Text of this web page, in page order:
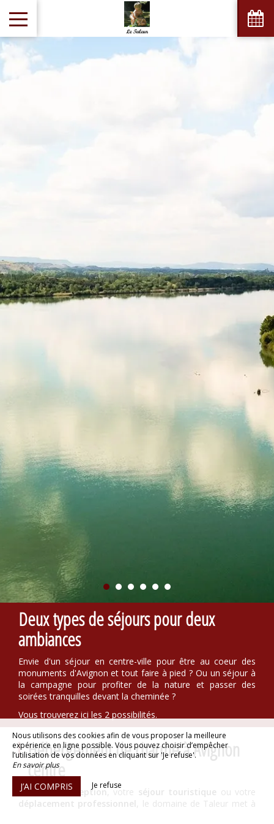
Deux types de séjours pour deux
ambiances
Envie d'un séjour en centre-ville pour être au coeur des
monuments d'Avignon et tout faire à pied ? Ou un séjour à
la campagne pour profiter de la nature et passer des
soirées tranquilles devant la cheminée ?
Vous trouverez ici les 2 possibilités.
Hébergement de charme à Avignon
centre
Pour votreréception, votre séjour touristique ou votre
déplacement professionnel, le domaine de Taleur met à
Nous utilisons des cookies afin de vous proposer la meilleure
expérience en ligne possible. Vous pouvez choisir d’empêcher
l’utilisation de vos données en cliquant sur 'Je refuse'.
En savoir plus
J’AI COMPRIS Je refuse